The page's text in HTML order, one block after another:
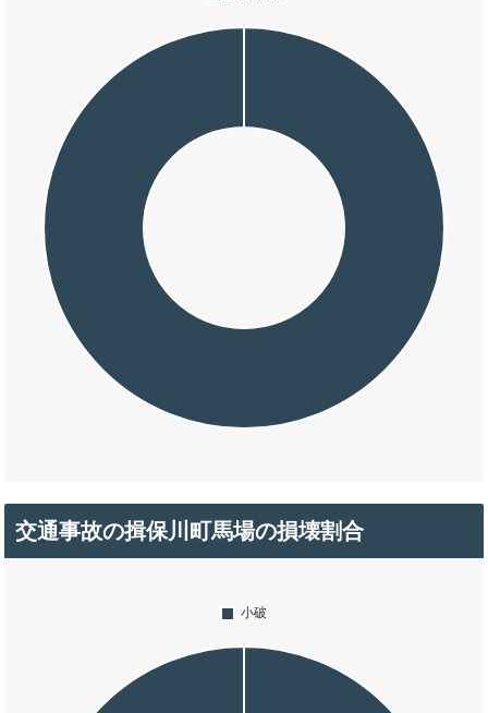
交通事故の揖保川町馬場の損壊割合